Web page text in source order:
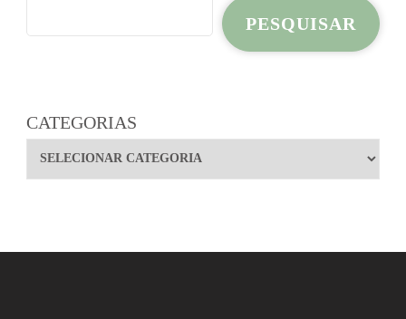
PESQUISAR
CATEGORIAS